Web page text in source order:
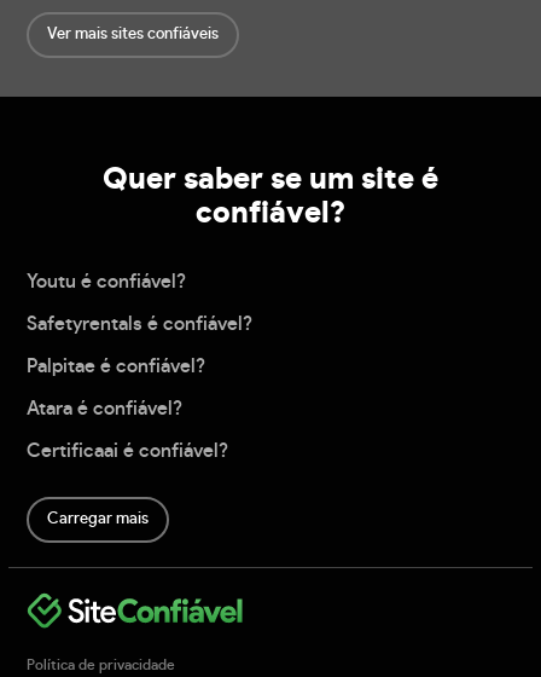
Ver mais sites confiáveis
Quer saber se um site é
confiável?
Youtu é confiável?
Safetyrentals é confiável?
Palpitae é confiável?
Atara é confiável?
Certificaai é confiável?
Carregar mais
Política de privacidade